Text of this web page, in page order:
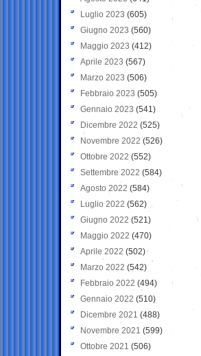
Luglio 2023 (605)
Giugno 2023 (560)
Maggio 2023 (412)
Aprile 2023 (567)
Marzo 2023 (506)
Febbraio 2023 (505)
Gennaio 2023 (541)
Dicembre 2022 (525)
Novembre 2022 (526)
Ottobre 2022 (552)
Settembre 2022 (584)
Agosto 2022 (584)
Luglio 2022 (562)
Giugno 2022 (521)
Maggio 2022 (470)
Aprile 2022 (502)
Marzo 2022 (542)
Febbraio 2022 (494)
Gennaio 2022 (510)
Dicembre 2021 (488)
Novembre 2021 (599)
Ottobre 2021 (506)